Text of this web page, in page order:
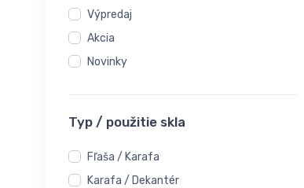
Výpredaj
Akcia
Novinky
Typ / použitie skla
Fľaša / Karafa
Karafa / Dekantér